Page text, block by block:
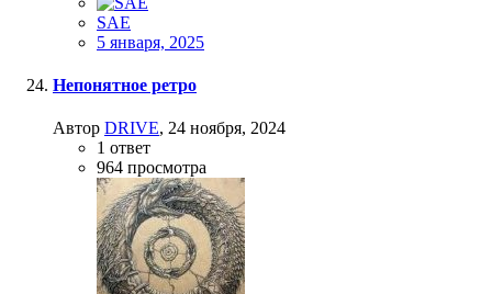
SAE
5 января, 2025
Непонятное ретро
Автор DRIVE, 24 ноября, 2024
1 ответ
964 просмотра